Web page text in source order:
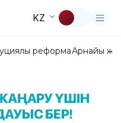
KZ
реформаАрнайы